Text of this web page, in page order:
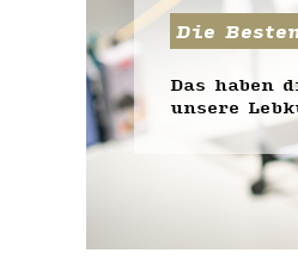
Die
Das haben
unsere